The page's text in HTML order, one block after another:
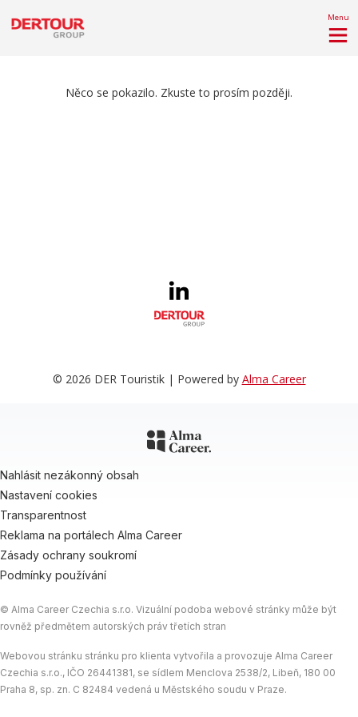
Menu
Něco se pokazilo. Zkuste to prosím později.
© 2026 DER Touristik | Powered by Alma Career
Nahlásit nezákonný obsah
Nastavení cookies
Transparentnost
Reklama na portálech Alma Career
Zásady ochrany soukromí
Podmínky používání
© Alma Career Czechia s.r.o. Vizuální podoba webové stránky může být
rovněž předmětem autorských práv třetích stran
Webovou stránku stránku pro klienta vytvořila a provozuje Alma Career
Czechia s.r.o., IČO 26441381, se sídlem Menclova 2538/2, Libeň, 180 00
Praha 8, sp. zn. C 82484 vedená u Městského soudu v Praze.